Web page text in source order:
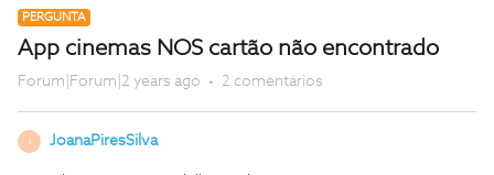
PERGUNTA
App cinemas NOS cartão não encontrado
Forum|Forum|2 years ago 2 comentários
JoanaPiresSilva